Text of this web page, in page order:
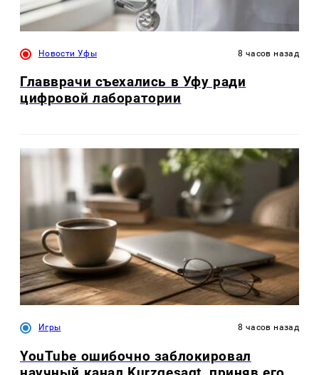
Новости Уфы 8 часов назад
Главврачи съехались в Уфу ради
цифровой лаборатории
Игры 8 часов назад
YouTube ошибочно заблокировал